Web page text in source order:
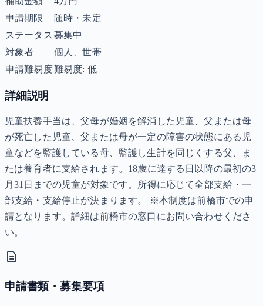
申請期限
随時・未定
ステータス 募集中
対象者
個人、世帯
申請難易度難易度: 低
詳細説明
児童扶養手当は、父母が婚姻を解消した児童、父または母
が死亡した児童、父または母が一定の障害の状態にある児
童などを監護している母、監護し生計を同じくする父、ま
たは養育者に支給されます。18歳に達する日以降の最初の3
月31日までの児童が対象です。所得に応じて全部支給・一
部支給・支給停止が決まります。 ※本制度は前橋市での申
請となります。詳細は前橋市の窓口にお問い合わせくださ
い。
申請書類・募集要項